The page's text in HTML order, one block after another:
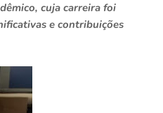
cuja carreira foi
e contribuições